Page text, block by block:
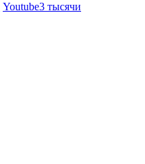
Youtube3 тысячи